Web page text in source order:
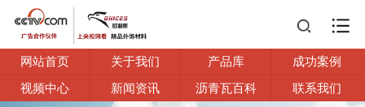
网站首页 关于我们 产品库
成功案例
视频中心
新闻资讯 沥青瓦百科 联系我们